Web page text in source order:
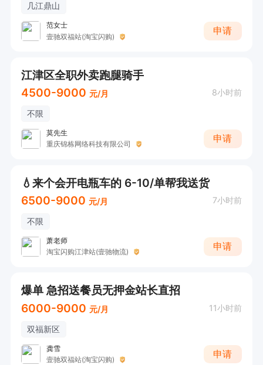
几江鼎山
范女士
壹驰双福站(淘宝闪购)
申请
江津区全职外卖跑腿骑手
4500-9000 元/月 8小时前
不限
莫先生
重庆锦栋网络科技有限公司
申请
💧来个会开电瓶车的 6-10/单帮我送货
6500-9000 元/月 7小时前
不限
萧老师
淘宝闪购江津站(壹驰物流)
申请
爆单 急招送餐员无押金站长直招
6000-9000 元/月 11小时前
双福新区
龚雪
壹驰双福站(淘宝闪购)
申请